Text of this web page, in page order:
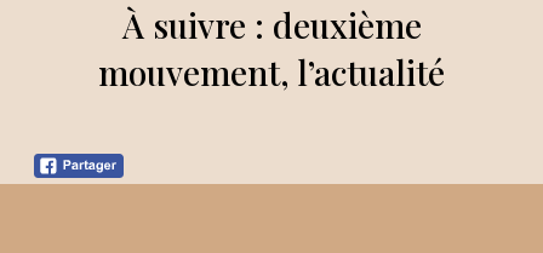
À suivre : deuxième
mouvement, l’actualité